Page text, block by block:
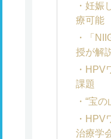
妊娠
療可能
「
授が解
HPV
課題
“宝
HPV
治療学